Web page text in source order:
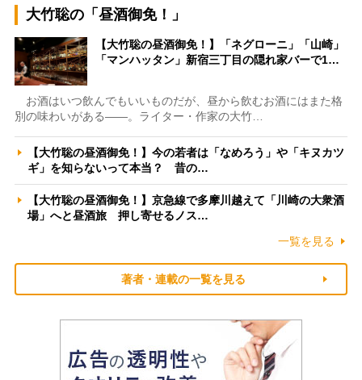
大竹聡の「昼酒御免！」
【大竹聡の昼酒御免！】「ネグローニ」「山崎」
「マンハッタン」新宿三丁目の隠れ家バーで1…
お酒はいつ飲んでもいいものだが、昼から飲むお酒にはまた格
別の味わいがある――。ライター・作家の大竹…
【大竹聡の昼酒御免！】今の若者は「なめろう」や「キヌカツ
ギ」を知らないって本当？ 昔の…
【大竹聡の昼酒御免！】京急線で多摩川越えて「川崎の大衆酒
場」へと昼酒旅 押し寄せるノス…
一覧を見る
著者・連載の一覧を見る